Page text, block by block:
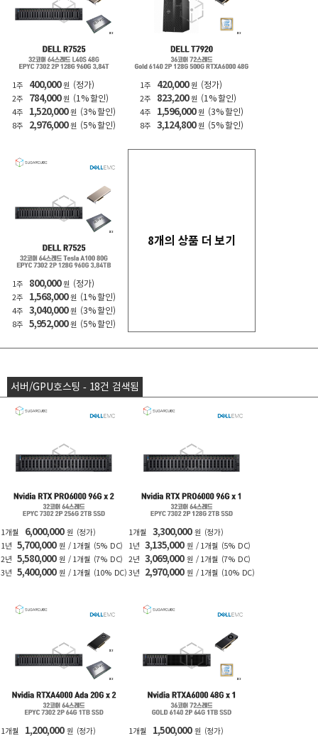
1주 400,000 원 (정가)
2주 784,000 원 (1% 할인)
4주 1,520,000 원 (3% 할인)
8주 2,976,000 원 (5% 할인)
1주 420,000 원 (정가)
2주 823,200 원 (1% 할인)
4주 1,596,000 원 (3% 할인)
8주 3,124,800 원 (5% 할인)
1주 800,000 원 (정가)
2주 1,568,000 원 (1% 할인)
4주 3,040,000 원 (3% 할인)
8주 5,952,000 원 (5% 할인)
8개의 상품 더 보기
서버/GPU호스팅 - 18건 검색됨
1개월 6,000,000 원
(정가)
1년
5,700,000 원 / 1개월
(5% DC)
2년
5,580,000 원 / 1개월
(7% DC)
3년
5,400,000 원 / 1개월 (10% DC)
1개월 3,300,000 원
(정가)
1년
3,135,000 원 / 1개월
(5% DC)
2년
3,069,000 원 / 1개월
(7% DC)
3년
2,970,000 원 / 1개월 (10% DC)
1개월 1,200,000 원
(정가)
1개월 1,500,000 원
(정가)